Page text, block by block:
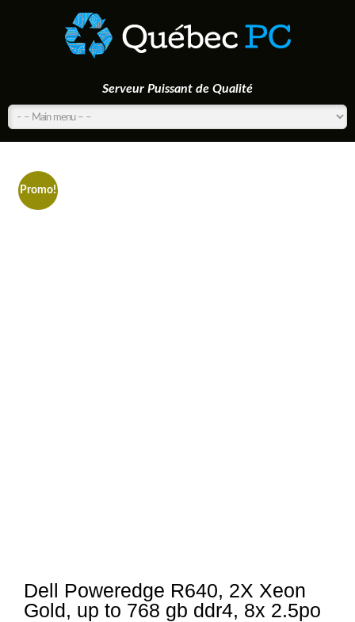
Serveur Puissant de Qualité
Promo!
Dell Poweredge R640, 2X Xeon
Gold, up to 768 gb ddr4, 8x 2.5po